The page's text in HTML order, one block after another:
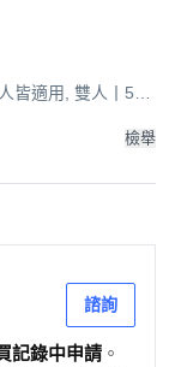
皆適用, 雙人丨5尺
檢舉
諮詢
記錄中申請 。